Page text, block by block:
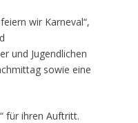
wir Karneval“,
und Jugendlichen
sowie eine
für ihren Auftritt.